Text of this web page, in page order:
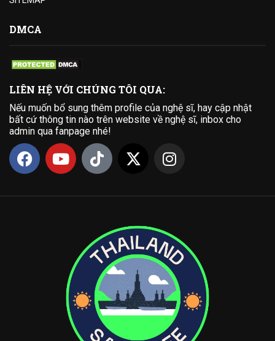
DMCA
LIÊN HỆ VỚI CHÚNG TÔI QUA:
Nếu muốn bổ sung thêm profile của nghệ sĩ, hay cập nhật
bất cứ thông tin nào trên website về nghệ sĩ, inbox cho
admin qua fanpage nhé!